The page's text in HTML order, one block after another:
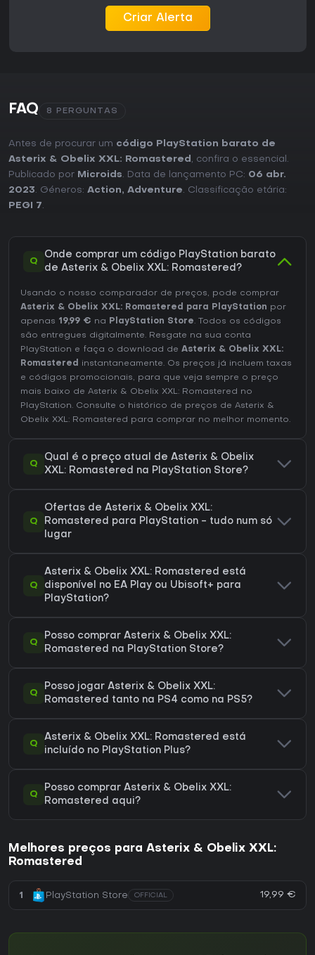
gosta do original de 2003 ou busca uma experiência linear
e curta, sem sistemas complexos. Novos jogadores podem
Criar Alerta
FAQ 8 PERGUNTAS
Antes de procurar um código PlayStation barato de
Asterix & Obelix XXL: Romastered , confira o essencial.
Publicado por Microids. Data de lançamento PC: 06 abr.
2023. Géneros: Action, Adventure. Classificação etária:
PEGI 7.
Q
Onde comprar um código PlayStation barato
de Asterix & Obelix XXL: Romastered?
Usando o nosso comparador de preços, pode comprar
Asterix & Obelix XXL: Romastered para PlayStation por
apenas 19,99 € na PlayStation Store. Todos os códigos
são entregues digitalmente. Resgate na sua conta
PlayStation e faça o download de Asterix & Obelix XXL:
Romastered
instantaneamente. Os preços já incluem taxas
e códigos promocionais, para que veja sempre o preço
mais baixo de Asterix & Obelix XXL: Romastered no
PlayStation. Consulte o histórico de preços de Asterix &
Obelix XXL: Romastered para comprar no melhor momento.
Q
Qual é o preço atual de Asterix & Obelix
XXL: Romastered na PlayStation Store?
Q
Ofertas de Asterix & Obelix XXL:
Romastered para PlayStation - tudo num só
lugar
Q
Asterix & Obelix XXL: Romastered está
disponível no EA Play ou Ubisoft+ para
PlayStation?
Q
Posso comprar Asterix & Obelix XXL:
Romastered na PlayStation Store?
Q
Posso jogar Asterix & Obelix XXL:
Romastered tanto na PS4 como na PS5?
Q
Asterix & Obelix XXL: Romastered está
incluído no PlayStation Plus?
Q
Posso comprar Asterix & Obelix XXL:
Romastered aqui?
Melhores preços para Asterix & Obelix XXL:
Romastered
1 PlayStation Store OFFICIAL 19,99 €